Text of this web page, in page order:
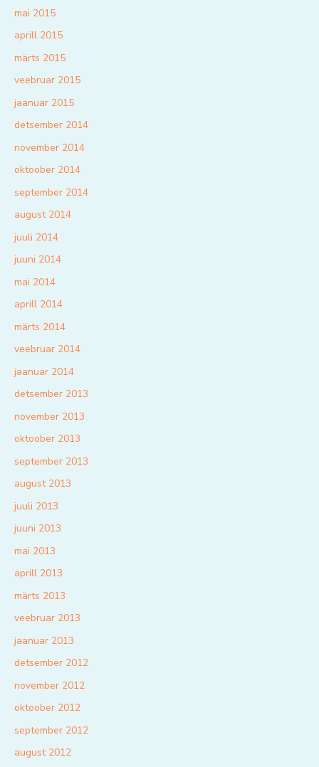
mai 2015
aprill 2015
märts 2015
veebruar 2015
jaanuar 2015
detsember 2014
november 2014
oktoober 2014
september 2014
august 2014
juuli 2014
juuni 2014
mai 2014
aprill 2014
märts 2014
veebruar 2014
jaanuar 2014
detsember 2013
november 2013
oktoober 2013
september 2013
august 2013
juuli 2013
juuni 2013
mai 2013
aprill 2013
märts 2013
veebruar 2013
jaanuar 2013
detsember 2012
november 2012
oktoober 2012
september 2012
august 2012